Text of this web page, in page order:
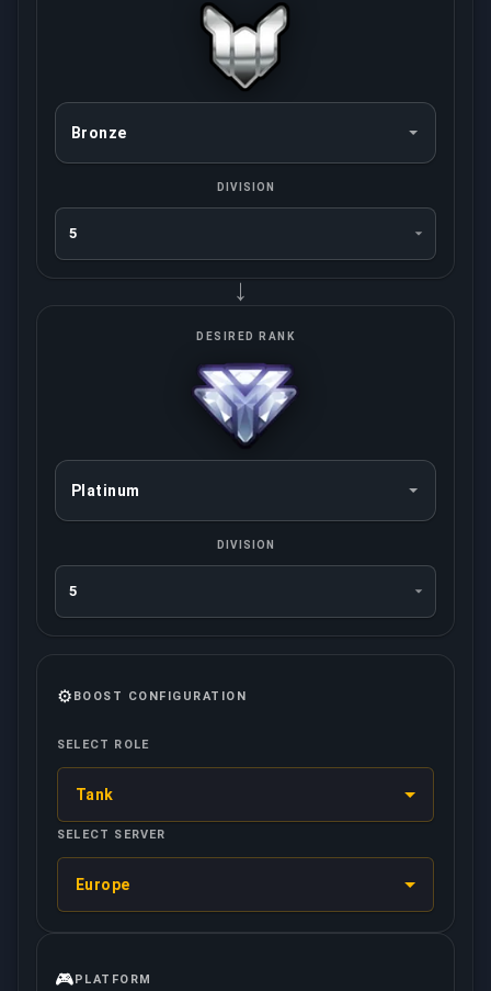
DIVISION
→
DESIRED RANK
DIVISION
⚙️ BOOST CONFIGURATION
SELECT ROLE
Tank
SELECT SERVER
Europe
🎮PLATFORM